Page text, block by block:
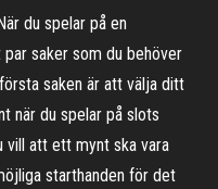
du spelar på en
saker som du behöver
saken är att välja ditt
när du spelar på slots
vill att ett mynt ska vara
starthanden för det